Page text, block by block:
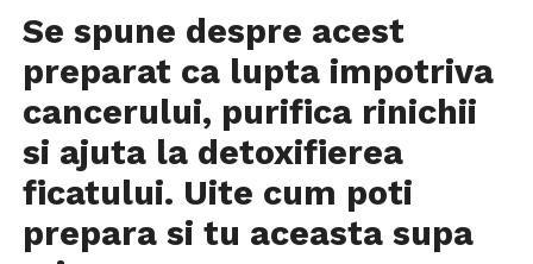
Se spune despre acest
preparat ca lupta impotriva
cancerului, purifica rinichii
si ajuta la detoxifierea
ficatului. Uite cum poti
prepara si tu aceasta supa